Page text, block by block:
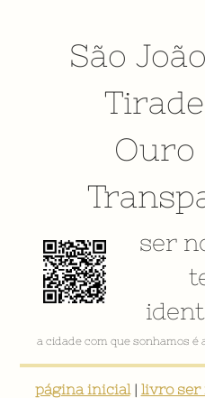
São
Ouro
ser
VÍDEO
página inicial| livro ser